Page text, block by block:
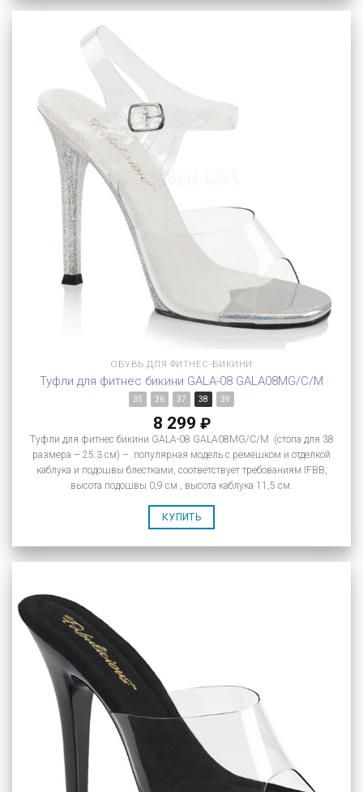
ОБУВЬ ДЛЯ ФИТНЕС-БИКИНИ
Туфли для фитнес бикини GALA-08 GALA08MG/C/M
35 36 37 38 39
8 299 ₽
Туфли для фитнес бикини GALA-08 GALA08MG/C/M (стопа для 38
размера – 25.3 см) – популярная модель с ремешком и отделкой
каблука и подошвы блестками, соответствует требованиям IFBB,
высота подошвы 0,9 см., высота каблука 11,5 см.
КУПИТЬ